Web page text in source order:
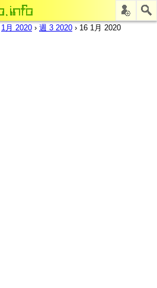
1月 2020 › 週 3 2020 › 16 1月 2020